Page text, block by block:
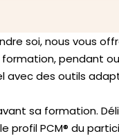
soi, nous vous
pendant
avec des outils
sa formation.
profil PCM® du